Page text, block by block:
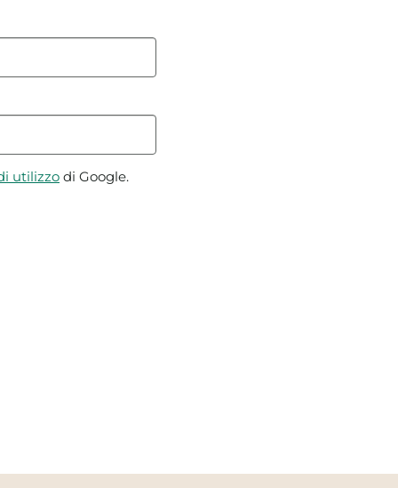
utilizzo di Google.